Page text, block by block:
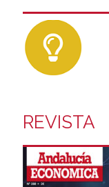
REVISTA